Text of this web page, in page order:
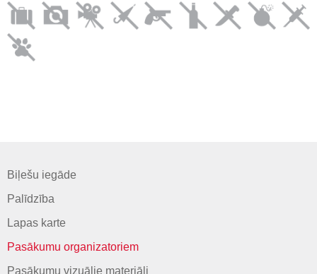
Biļešu iegāde
Palīdzība
Lapas karte
Pasākumu organizatoriem
Pasākumu vizuālie materiāli